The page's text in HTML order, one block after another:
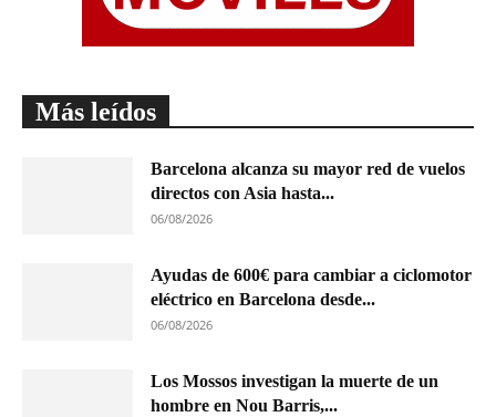
Más leídos
Barcelona alcanza su mayor red de vuelos
directos con Asia hasta...
06/08/2026
Ayudas de 600€ para cambiar a ciclomotor
eléctrico en Barcelona desde...
06/08/2026
Los Mossos investigan la muerte de un
hombre en Nou Barris,...